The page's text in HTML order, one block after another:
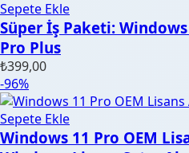
Sepete Ekle
Süper İş Paketi:
Pro Plus
₺399,00
-96%
Sepete Ekle
Windows 11 Pro OEM